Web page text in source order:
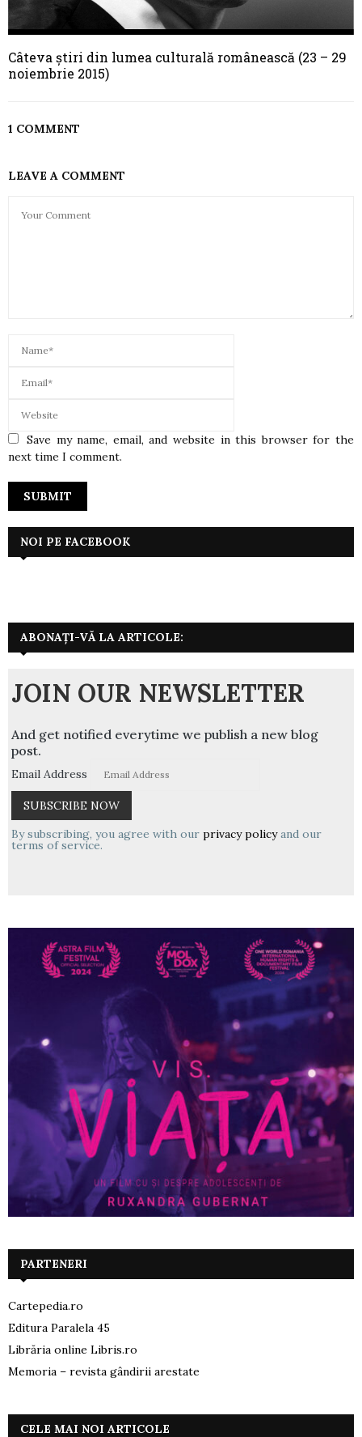
Câteva știri din lumea culturală românească (23 – 29
noiembrie 2015)
1 COMMENT
LEAVE A COMMENT
Save my name, email, and website in this browser for the
next time I comment.
NOI PE FACEBOOK
ABONAȚI-VĂ LA ARTICOLE:
JOIN OUR NEWSLETTER
And get notified everytime we publish a new blog
post.
Email Address
By subscribing, you agree with our privacy policyand our
terms of service.
PARTENERI
Cartepedia.ro
Editura Paralela 45
Librăria online Libris.ro
Memoria – revista gândirii arestate
CELE MAI NOI ARTICOLE